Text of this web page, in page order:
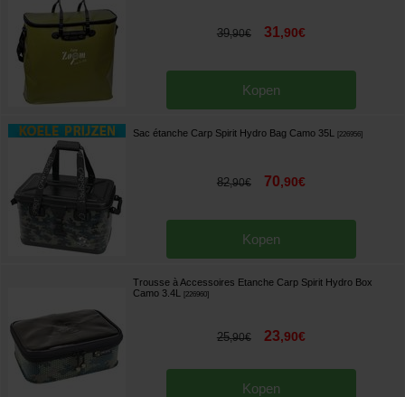
39,90€ 31,90€
Kopen
Sac étanche Carp Spirit Hydro Bag Camo 35L [226956]
82,90€ 70,90€
Kopen
Trousse à Accessoires Etanche Carp Spirit Hydro Box
Camo 3.4L
[226960]
25,90€ 23,90€
Kopen